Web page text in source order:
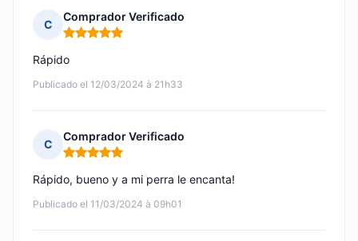
C
Comprador Verificado
Nota: 5 de 5
Publicado el 12/03/2024 à 21h33
Rápido
C
Comprador Verificado
Nota: 5 de 5
Publicado el 11/03/2024 à 09h01
Rápido, bueno y a mi perra le encanta!